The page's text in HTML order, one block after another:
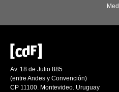
Av. 18 de Julio 885
(entre Andes y Convención)
CP 11100. Montevideo. Uruguay